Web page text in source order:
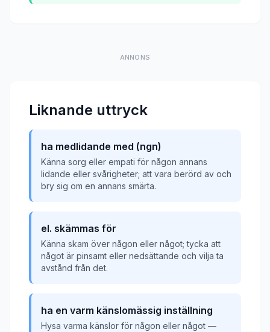
ANNONS
Liknande uttryck
ha medlidande med (ngn)
Känna sorg eller empati för någon annans
lidande eller svårigheter; att vara berörd av och
bry sig om en annans smärta.
el. skämmas för
Känna skam över någon eller något; tycka att
något är pinsamt eller nedsättande och vilja ta
avstånd från det.
ha en varm känslomässig inställning
Hysa varma känslor för någon eller något —